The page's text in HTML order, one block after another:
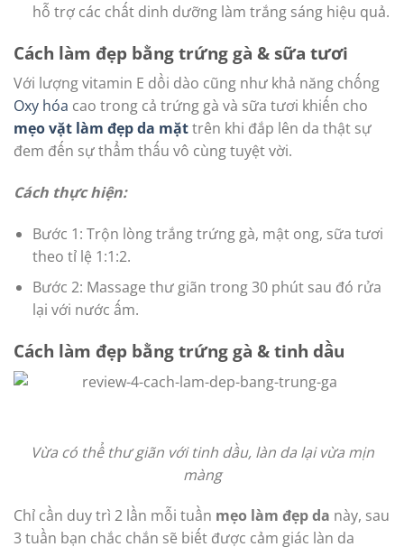
hỗ trợ các chất dinh dưỡng làm trắng sáng hiệu quả.
Cách làm đẹp bằng trứng gà & sữa tươi
Với lượng vitamin E dồi dào cũng như khả năng chống
Oxy hóa cao trong cả trứng gà và sữa tươi khiến cho
mẹo vặt làm đẹp da mặttrên khi đắp lên da thật sự
đem đến sự thẩm thấu vô cùng tuyệt vời.
Cách thực hiện:
Bước 1: Trộn lòng trắng trứng gà, mật ong, sữa tươi
theo tỉ lệ 1:1:2.
Bước 2: Massage thư giãn trong 30 phút sau đó rửa
lại với nước ấm.
Cách làm đẹp bằng trứng gà & tinh dầu
Vừa có thể thư giãn với tinh dầu, làn da lại vừa mịn
màng
Chỉ cần duy trì 2 lần mỗi tuần mẹo làm đẹp da này, sau
3 tuần bạn chắc chắn sẽ biết được cảm giác làn da